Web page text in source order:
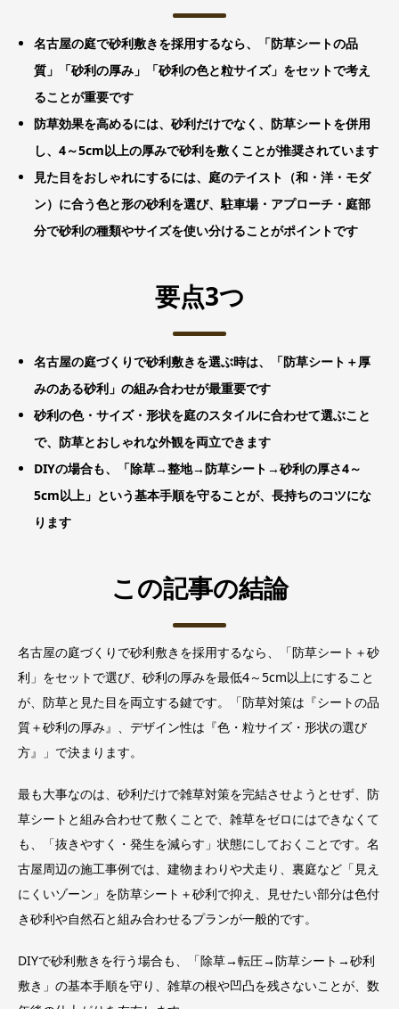
名古屋の庭で砂利敷きを採用するなら、「防草シートの品
質」「砂利の厚み」「砂利の色と粒サイズ」をセットで考え
ることが重要です
防草効果を高めるには、砂利だけでなく、防草シートを併用
し、4～5cm以上の厚みで砂利を敷くことが推奨されています
見た目をおしゃれにするには、庭のテイスト（和・洋・モダ
ン）に合う色と形の砂利を選び、駐車場・アプローチ・庭部
分で砂利の種類やサイズを使い分けることがポイントです
要点3つ
名古屋の庭づくりで砂利敷きを選ぶ時は、「防草シート＋厚
みのある砂利」の組み合わせが最重要です
砂利の色・サイズ・形状を庭のスタイルに合わせて選ぶこと
で、防草とおしゃれな外観を両立できます
DIYの場合も、「除草→整地→防草シート→砂利の厚さ4～
5cm以上」という基本手順を守ることが、長持ちのコツにな
ります
この記事の結論
名古屋の庭づくりで砂利敷きを採用するなら、「防草シート＋砂
利」をセットで選び、砂利の厚みを最低4～5cm以上にすること
が、防草と見た目を両立する鍵です。「防草対策は『シートの品
質＋砂利の厚み』、デザイン性は『色・粒サイズ・形状の選び
方』」で決まります。
最も大事なのは、砂利だけで雑草対策を完結させようとせず、防
草シートと組み合わせて敷くことで、雑草をゼロにはできなくて
も、「抜きやすく・発生を減らす」状態にしておくことです。名
古屋周辺の施工事例では、建物まわりや犬走り、裏庭など「見え
にくいゾーン」を防草シート＋砂利で抑え、見せたい部分は色付
き砂利や自然石と組み合わせるプランが一般的です。
DIYで砂利敷きを行う場合も、「除草→転圧→防草シート→砂利
敷き」の基本手順を守り、雑草の根や凹凸を残さないことが、数